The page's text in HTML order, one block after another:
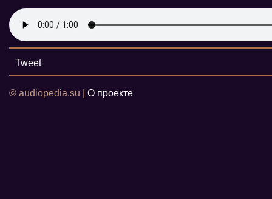
Tweet
© audiopedia.su | О проекте